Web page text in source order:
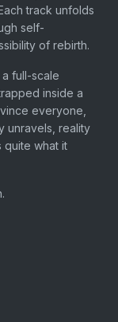
track unfolds
self-
of rebirth.
full-scale
inside a
everyone,
unravels, reality
quite what it